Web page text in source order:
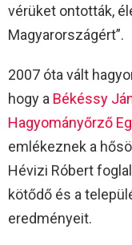
vérüket ontották,
Magyarországért”.
2007 óta vált
hogy a Békéssy
Hagyományőrző
emlékeznek a
Hévizi Róbert
kötődő és a
eredményeit.